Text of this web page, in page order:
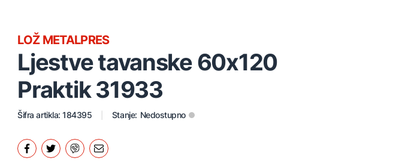
Ljestve tavanske 60x120
Praktik 31933
LOŽ METALPRES
Šifra artikla: 184395 Stanje: Nedostupno